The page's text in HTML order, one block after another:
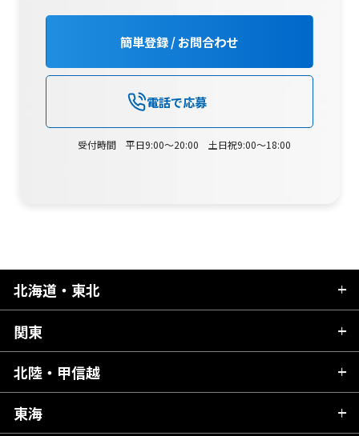
簡単登録 / お問合わせ
電話で応募
受付時間 平日9:00～20:00 土日祝9:00～18:00
北海道・東北
北海道
青森県
秋田県
関東
茨城県
栃木県
北陸・甲信越
新潟県
東海